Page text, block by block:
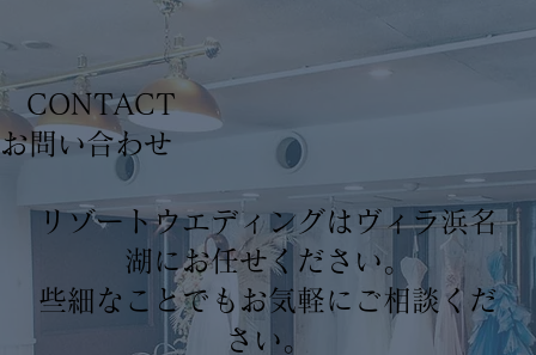
リゾートウエディングはヴィラ浜名
湖にお任せください。
些細なことでもお気軽にご相談くだ
さい。
CONTACT
​お問い合わせ